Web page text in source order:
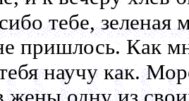
тебе, зеленая
пришлось. Как
научу как.